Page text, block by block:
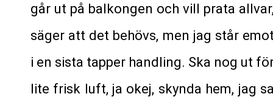
går ut på balkongen och vill prata
säger att det behövs, men jag står
i en sista tapper handling. Ska nog ut
lite frisk luft, ja okej, skynda hem, jag